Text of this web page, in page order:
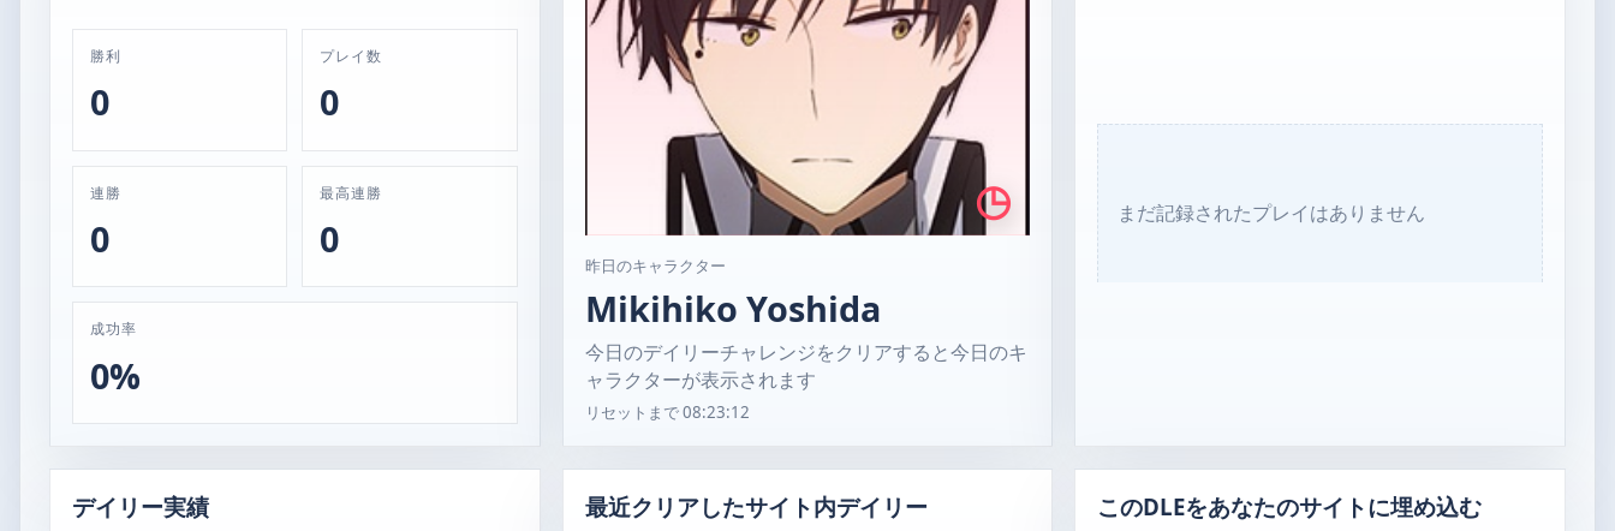
勝利
0
プレイ数
0
連勝
0
最高連勝
0
成功率
0%
◷
昨日のキャラクター
Mikihiko Yoshida
今日のデイリーチャレンジをクリアすると今日のキ
ャラクターが表示されます
リセットまで08:23:11
まだ記録されたプレイはありません
デイリー実績 最近クリアしたサイト内デイリー このDLEをあなたのサイトに埋め込む